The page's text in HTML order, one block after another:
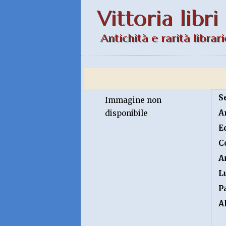
Vittoria libri
Antichità e rarità
Immagine non
disponibile